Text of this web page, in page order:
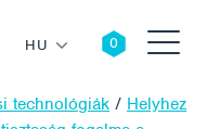
HU
technológiák / Helyhez